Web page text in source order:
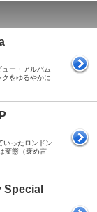
ー・アルバム
をゆるやかに
いったロンドン
変態（褒め言
Special